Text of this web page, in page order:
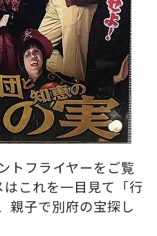
トフライヤーをご覧
これを一目見て「行
親子で別府の宝探し